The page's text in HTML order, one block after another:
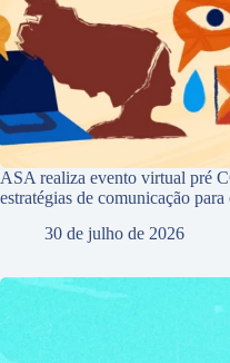
ASA realiza evento virtual pré
estratégias de comunicação
30 de julho de 2026